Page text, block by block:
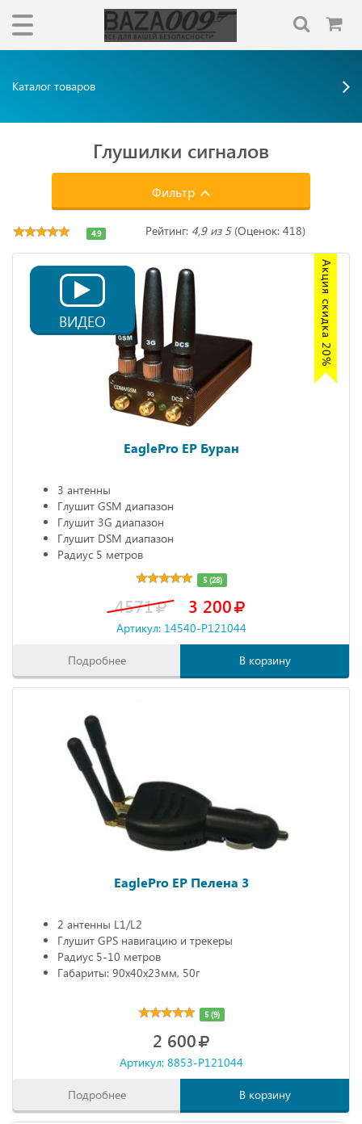
Каталог товаров
Глушилки сигналов
Фильтр
Акция скидка 20%
ВИДЕО
EaglePro EP Буран
3 антенны
Глушит GSM диапазон
Глушит 3G диапазон
Глушит DSM диапазон
Радиус 5 метров
5 (28)
4571 3 200
Артикул: 14540-P121044
Подробнее В корзину
EaglePro EP Пелена 3
2 антенны L1/L2
Глушит GPS навигацию и трекеры
Радиус 5-10 метров
Габариты: 90х40х23мм, 50г
5 (9)
2 600
Артикул: 8853-P121044
Подробнее В корзину
4.9 Рейтинг: 4,9 из 5(Оценок: 418)